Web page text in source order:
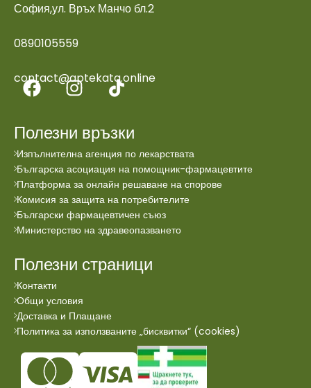
София,ул. Връх Манчо бл.2
0890105559
contact@aptekata.online
Полезни връзки
Изпълнителна агенция по лекарствата
Българска асоциация на помощник-фармацевтите
Платформа за онлайн решаване на спорове
Комисия за защита на потребителите
Български фармацевтичен съюз
Министерство на здравеопазването
Полезни страници
Контакти
Общи условия
Доставка и Плащане
Политика за използваните „бисквитки“ (cookies)